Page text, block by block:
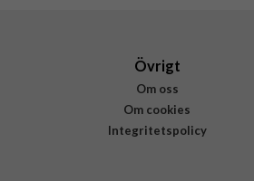
Övrigt
Om oss
Om cookies
Integritetspolicy